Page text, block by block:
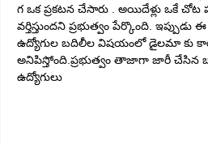
గ ఒక ప్రకటన చేసారు . అయిదేళ్లు ఒకే
వర్తిస్తుందని ప్రభుత్వం పేర్కొంది.
ఉద్యోగుల బదిలీల విషయంలో డైలమా కు
అనిపిస్తోంది.ప్రభుత్వం తాజాగా జారీ చేసిన
ఉద్యోగులు